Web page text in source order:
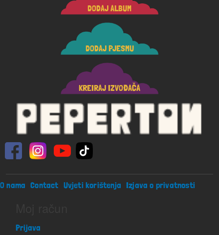
DODAJ ALBUM
DODAJ PJESMU
KREIRAJ IZVOĐAČA
Footer menu
O nama Contact Uvjeti korištenja Izjava o privatnosti
Prijava